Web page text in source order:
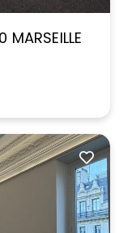
MARSEILLE